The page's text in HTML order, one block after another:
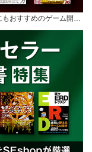
おすすめのゲーム開…